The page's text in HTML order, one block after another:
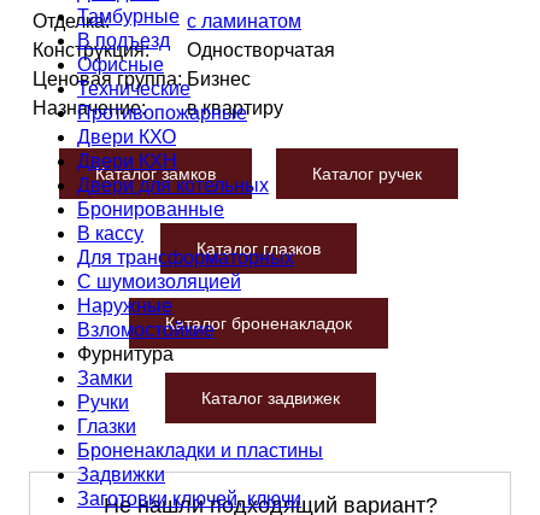
Тамбурные
В подъезд
Офисные
Технические
Противопожарные
Двери КХО
Двери КХН
Двери для котельных
Бронированные
В кассу
Для трансформаторных
С шумоизоляцией
Наружные
Взломостойкие
Фурнитура
Замки
Ручки
Глазки
Броненакладки и пластины
Задвижки
Заготовки ключей, ключи
Отделка:
с ламинатом
Конструкция:
Одностворчатая
Ценовая группа: Бизнес
Назначение:
в квартиру
Каталог замков Каталог ручек
Каталог глазков
Каталог броненакладок
Каталог задвижек
Не нашли подходящий вариант?